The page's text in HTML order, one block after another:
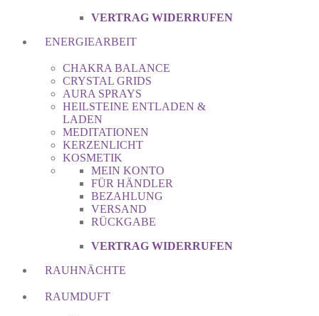
VERTRAG WIDERRUFEN
ENERGIEARBEIT
CHAKRA BALANCE
CRYSTAL GRIDS
AURA SPRAYS
HEILSTEINE ENTLADEN &
LADEN
MEDITATIONEN
KERZENLICHT
KOSMETIK
MEIN KONTO
FÜR HÄNDLER
BEZAHLUNG
VERSAND
RÜCKGABE
VERTRAG WIDERRUFEN
RAUHNÄCHTE
RAUMDUFT